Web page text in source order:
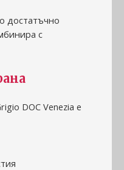
достатъчно
с
DOC Venezia е